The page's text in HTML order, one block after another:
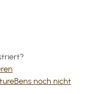
noch nicht